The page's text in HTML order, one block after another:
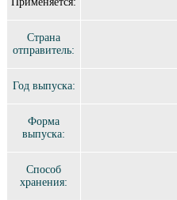
Страна
отправитель:
Год выпуска:
Форма
выпуска:
Способ
хранения: